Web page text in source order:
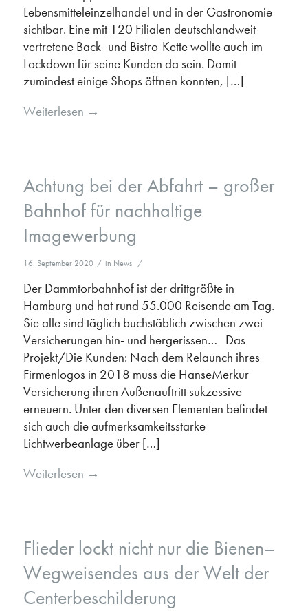
Lebensmitteleinzelhandel und in der Gastronomie
sichtbar. Eine mit 120 Filialen deutschlandweit
vertretene Back- und Bistro-Kette wollte auch im
Lockdown für seine Kunden da sein. Damit
zumindest einige Shops öffnen konnten, […]
Weiterlesen →
Achtung bei der Abfahrt – großer
Bahnhof für nachhaltige
Imagewerbung
16. September 2020 / in News /
Der Dammtorbahnhof ist der drittgrößte in
Hamburg und hat rund 55.000 Reisende am Tag.
Sie alle sind täglich buchstäblich zwischen zwei
Versicherungen hin- und hergerissen… Das
Projekt/Die Kunden: Nach dem Relaunch ihres
Firmenlogos in 2018 muss die HanseMerkur
Versicherung ihren Außenauftritt sukzessive
erneuern. Unter den diversen Elementen befindet
sich auch die aufmerksamkeitsstarke
Lichtwerbeanlage über […]
Weiterlesen →
Flieder lockt nicht nur die Bienen–
Wegweisendes aus der Welt der
Centerbeschilderung